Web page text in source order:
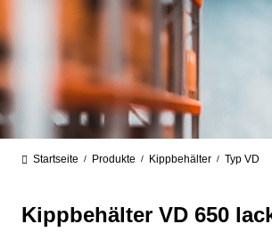
Startseite / Produkte / Kippbehälter / Typ VD
Kippbehälter VD 650